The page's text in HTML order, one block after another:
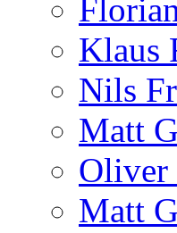
Klaus
Nils
Matt
Oliver
Matt